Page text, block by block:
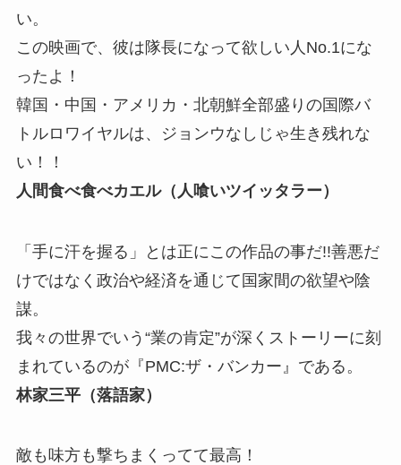
い。
この映画で、彼は隊長になって欲しい人No.1にな
ったよ！
韓国・中国・アメリカ・北朝鮮全部盛りの国際バ
トルロワイヤルは、ジョンウなしじゃ生き残れな
い！！
人間食べ食べカエル（人喰いツイッタラー）
「手に汗を握る」とは正にこの作品の事だ!!善悪だ
けではなく政治や経済を通じて国家間の欲望や陰
謀。
我々の世界でいう“業の肯定”が深くストーリーに刻
まれているのが『PMC:ザ・バンカー』である。
林家三平（落語家）
敵も味方も撃ちまくってて最高！